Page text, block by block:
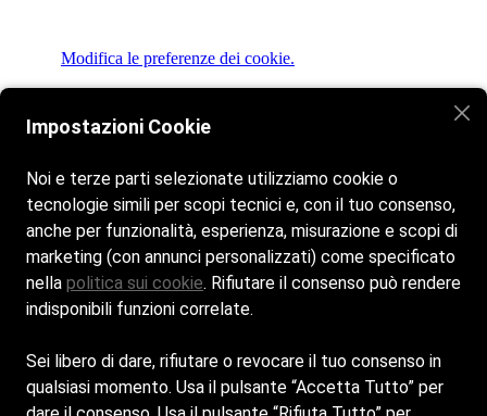
Modifica le preferenze dei cookie.
Home La spiaggia
Servizi & Comfort
Escursioni
Contatti
Siamo aperti tutti i giorni dalle 8:00 alle 19:00
Cookie Policy
Impostazioni Cookie
Noi e terze parti selezionate utilizziamo cookie o
tecnologie simili per scopi tecnici e, con il tuo consenso,
anche per funzionalità, esperienza, misurazione e scopi di
marketing (con annunci personalizzati) come specificato
nella politica sui cookie. Rifiutare il consenso può rendere
indisponibili funzioni correlate.
Sei libero di dare, rifiutare o revocare il tuo consenso in
qualsiasi momento. Usa il pulsante “Accetta Tutto” per